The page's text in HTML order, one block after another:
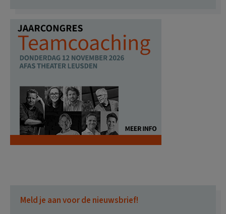
Meld je aan voor de nieuwsbrief!